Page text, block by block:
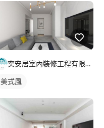
奕安居室內裝修工程有限公司
美式風